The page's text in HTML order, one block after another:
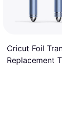
Cricut Foil
Replacement